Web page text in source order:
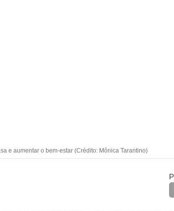
e aumentar o bem-estar (Crédito: Mônica Tarantino)